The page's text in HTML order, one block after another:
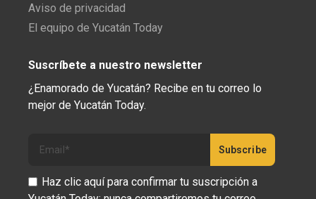
Aviso de privacidad
El equipo de Yucatán Today
Suscríbete a nuestro newsletter
¿Enamorado de Yucatán? Recibe en tu correo lo
mejor de Yucatán Today.
Haz clic aquí para confirmar tu suscripción a